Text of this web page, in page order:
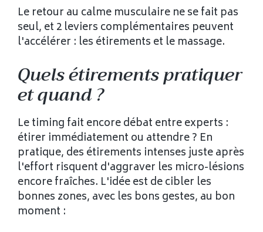
Le retour au calme musculaire ne se fait pas
seul, et 2 leviers complémentaires peuvent
l'accélérer : les étirements et le massage.
Quels étirements pratiquer
et quand ?
Le timing fait encore débat entre experts :
étirer immédiatement ou attendre ? En
pratique, des étirements intenses juste après
l'effort risquent d'aggraver les micro-lésions
encore fraîches. L'idée est de cibler les
bonnes zones, avec les bons gestes, au bon
moment :